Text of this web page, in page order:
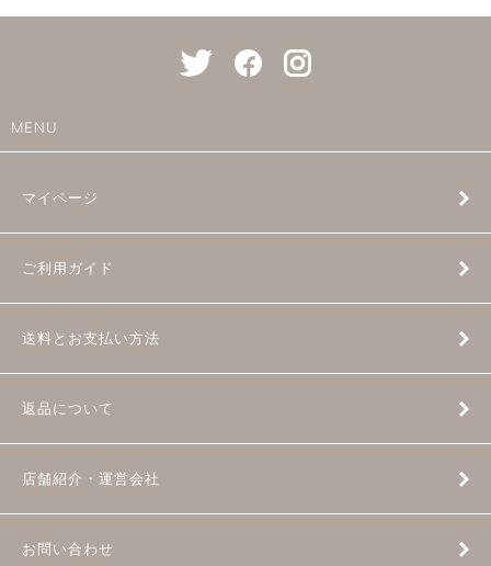
MENU
マイページ
ご利用ガイド
送料とお支払い方法
返品について
店舗紹介・運営会社
お問い合わせ